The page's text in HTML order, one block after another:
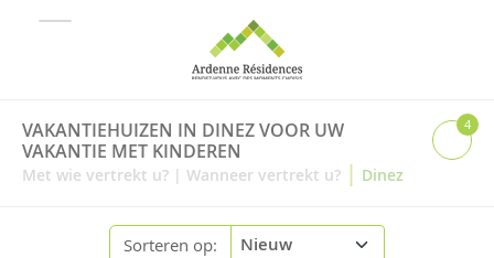
VAKANTIEHUIZEN IN DINEZ VOOR UW
VAKANTIE MET KINDEREN
Met wie vertrekt u? | Wanneer vertrekt u? | Dinez
4
Sorteren op: